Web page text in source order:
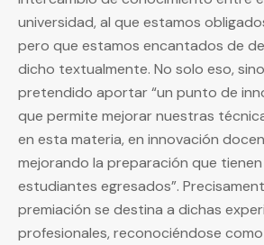
universidad, al que estamos
pero que estamos encantados de
dicho textualmente. No solo eso,
pretendido aportar “un punto de
que permite mejorar nuestras
en esta materia, en innovación
mejorando la preparación que
estudiantes egresados”.
premiación se destina a dichas
profesionales, reconociéndose